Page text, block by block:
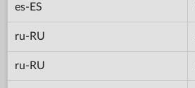
es-ES
ru-RU
ru-RU